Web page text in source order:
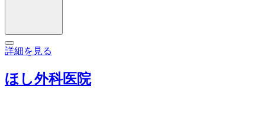
詳細を見る
ほし外科医院